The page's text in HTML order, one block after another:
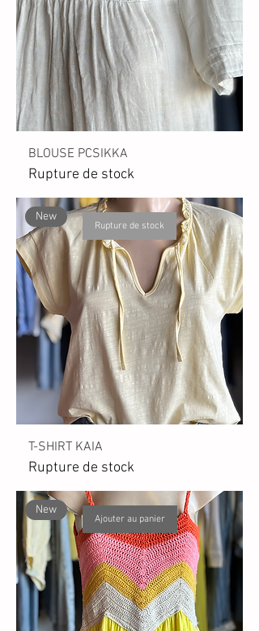
BLOUSE PCSIKKA
Rupture de stock
Rupture de stock
New
T-SHIRT KAIA
Rupture de stock
Ajouter au panier
New